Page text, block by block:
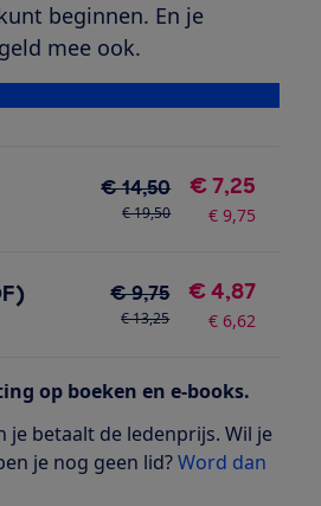
beginnen. En je
mee ook.
€ 14,50
€ 19,50
€ 7,25
€ 9,75
€ 9,75
€ 13,25
€ 4,87
€ 6,62
op boeken en e-books.
je betaalt de ledenprijs. Wil je
je nog geen lid?Word dan